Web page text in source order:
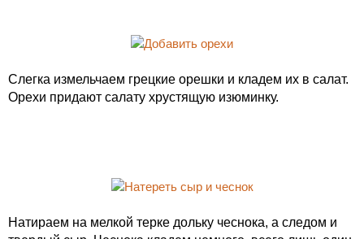
Слегка измельчаем грецкие орешки и кладем их в салат.
Орехи придают салату хрустящую изюминку.
Натираем на мелкой терке дольку чеснока, а следом и